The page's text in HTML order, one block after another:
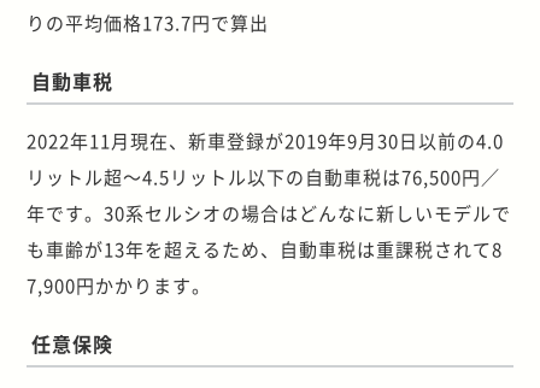
りの平均価格173.7円で算出
自動車税
2022年11月現在、新車登録が2019年9月30日以前の4.0
リットル超～4.5リットル以下の自動車税は76,500円／
年です。30系セルシオの場合はどんなに新しいモデルで
も車齢が13年を超えるため、自動車税は重課税されて8
7,900円かかります。
任意保険